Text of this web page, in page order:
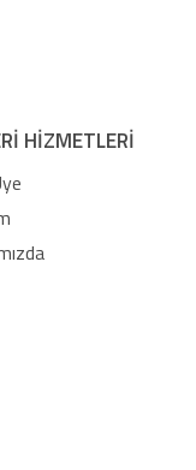
HİZMETLERİ